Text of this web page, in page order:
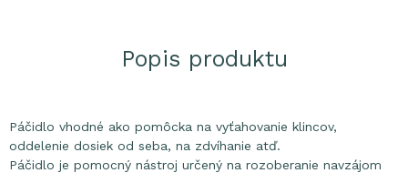
Popis produktu
Páčidlo vhodné ako pomôcka na vyťahovanie klincov,
oddelenie dosiek od seba, na zdvíhanie atď.
Páčidlo je pomocný nástroj určený na rozoberanie navzájom